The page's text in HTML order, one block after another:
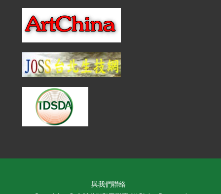
與我們聯絡